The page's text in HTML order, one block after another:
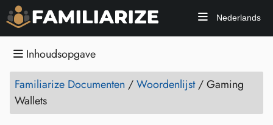
Nederlands
Inhoudsopgave
Familiarize Documenten /Woordenlijst/Gaming
Wallets